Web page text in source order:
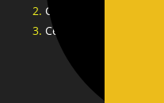
Cerita Lucah Singapore
Cerita Lucah Indonesia